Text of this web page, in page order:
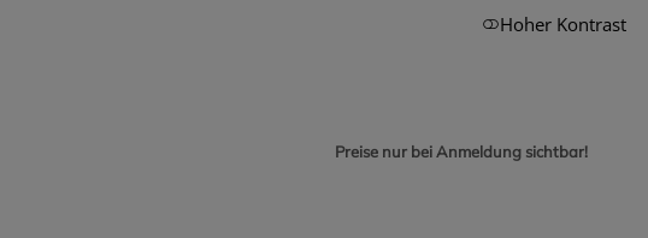
Preise nur bei Anmeldung sichtbar!
Hoher Kontrast